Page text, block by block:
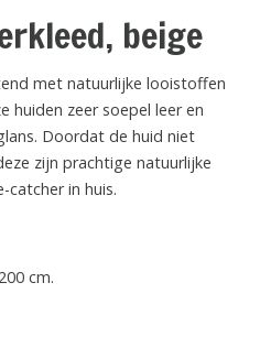
beige
met natuurlijke looistoffen
huiden zeer soepel leer en
Doordat de huid niet
zijn prachtige natuurlijke
catcher in huis.
cm.